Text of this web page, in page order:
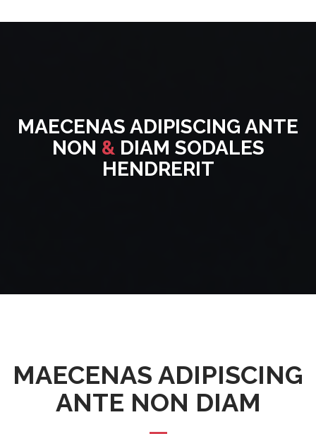
MAECENAS ADIPISCING ANTE
NON &DIAM SODALES
HENDRERIT
MAECENAS ADIPISCING
ANTE NON DIAM